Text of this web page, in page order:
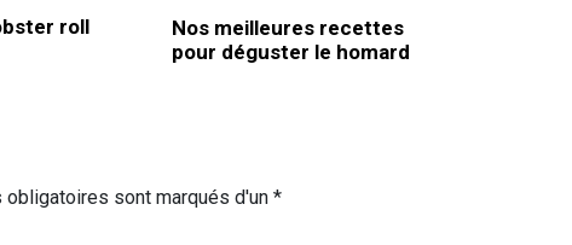
roll
Nos meilleures recettes
pour déguster le homard
sont marqués d'un *